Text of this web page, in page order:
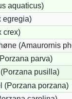
aquaticus)
egregia)
crex)
(Amaurornis
parva)
pusilla)
(Porzana porzana)